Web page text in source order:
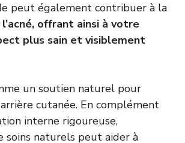
peut également contribuer à la
offrant ainsi à votre
plus sain et visiblement
un soutien naturel pour
cutanée. En complément
interne rigoureuse,
soins naturels peut aider à